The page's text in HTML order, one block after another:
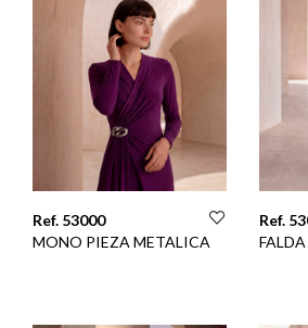
Ref. 53000
MONO PIEZA METALICA
Ref.